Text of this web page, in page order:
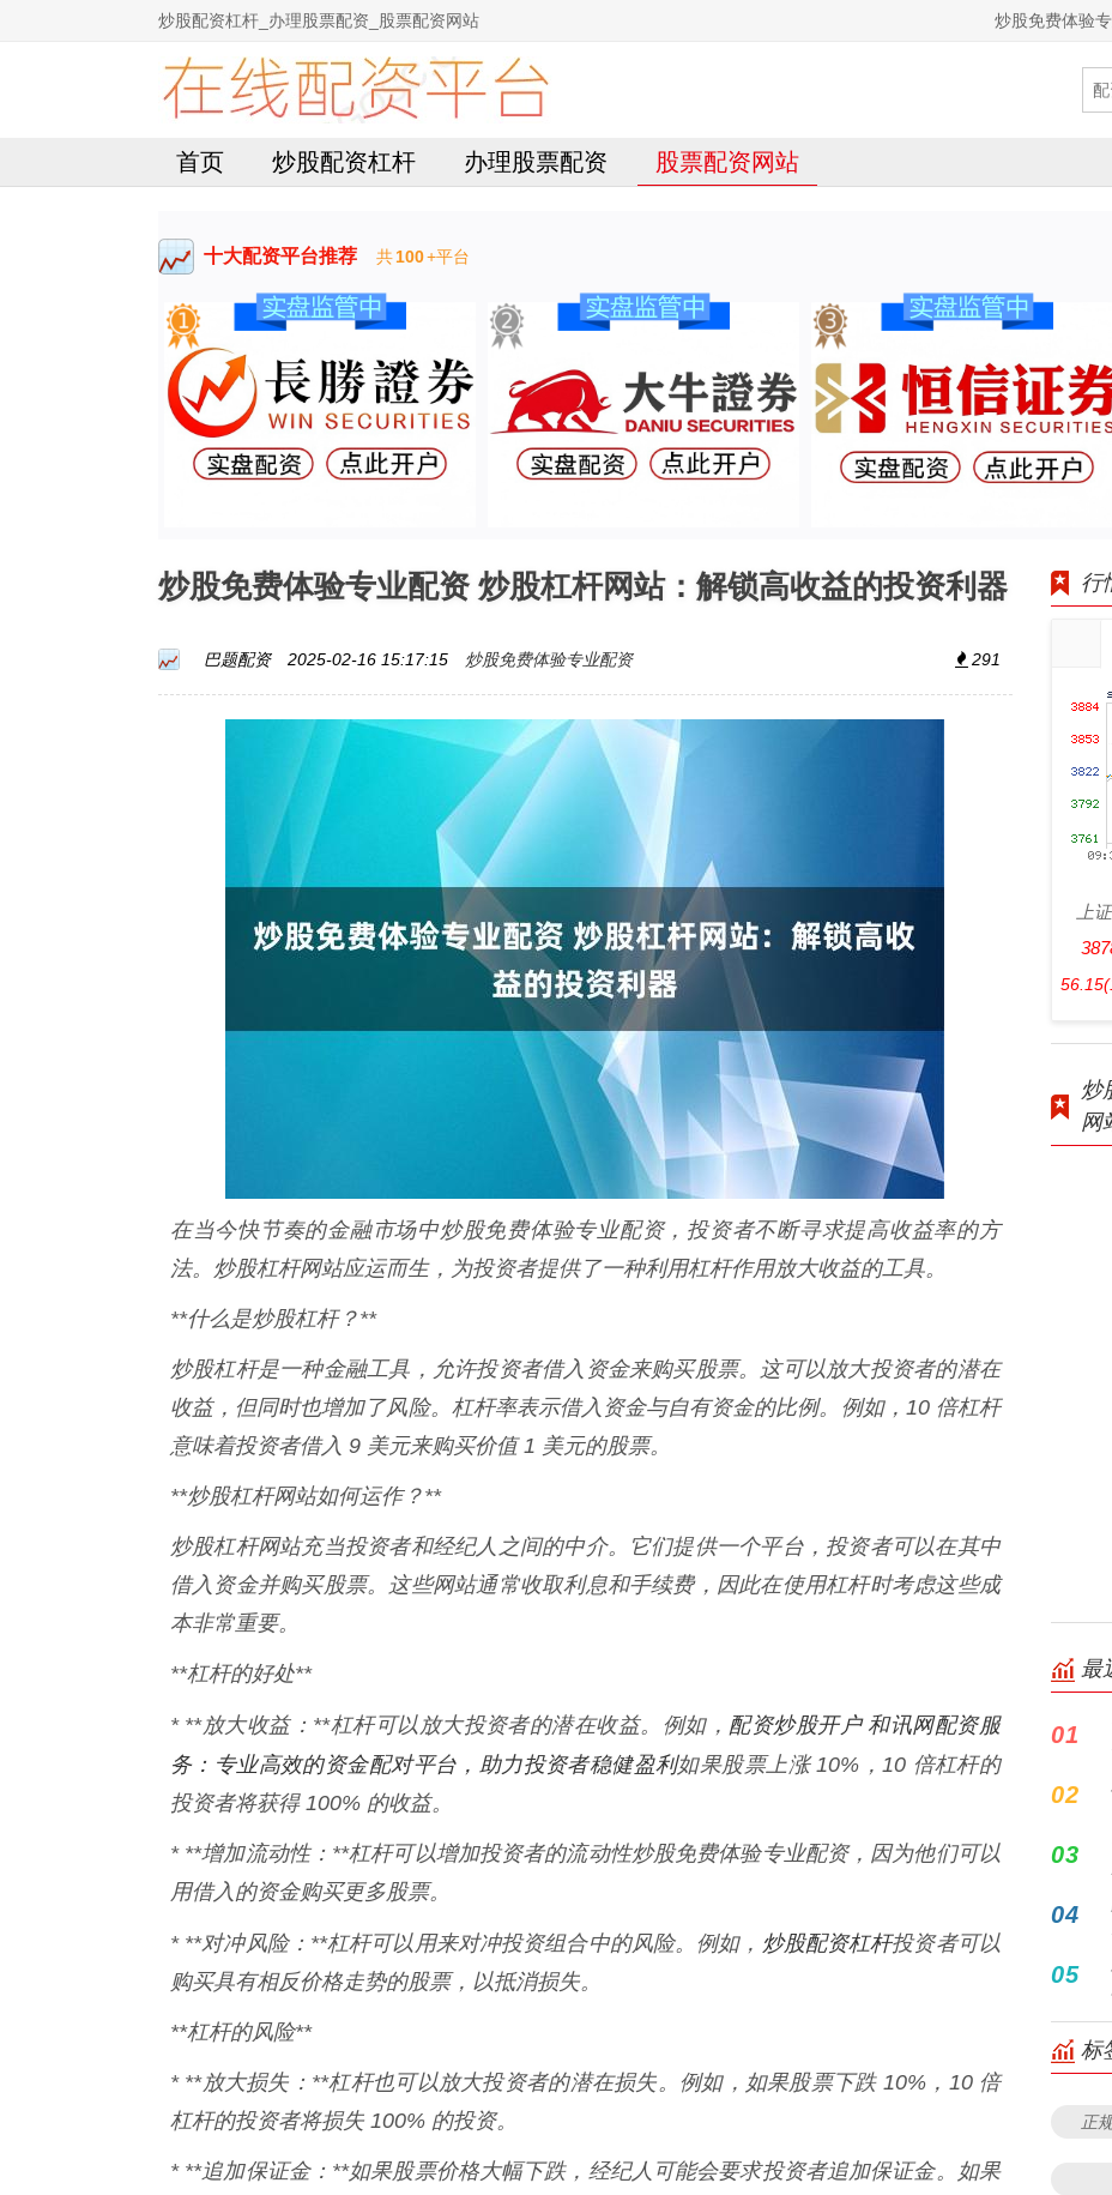
炒股配资杠杆_办理股票配资_股票配资网站 炒股免费体验
首页 炒股配资杠杆 办理股票配资 股票配资网站
十大配资平台推荐 共100+平台
炒股免费体验专业配资 炒股杠杆网站：解锁高收益的投资利器
巴题配资 2025-02-16 15:17:15 炒股免费体验专业配资 291
在当今快节奏的金融市场中炒股免费体验专业配资，投资者不断寻求提高收益率的方
法。炒股杠杆网站应运而生，为投资者提供了一种利用杠杆作用放大收益的工具。
**什么是炒股杠杆？**
炒股杠杆是一种金融工具，允许投资者借入资金来购买股票。这可以放大投资者的潜在
收益，但同时也增加了风险。杠杆率表示借入资金与自有资金的比例。例如，10 倍杠杆
意味着投资者借入 9 美元来购买价值 1 美元的股票。
**炒股杠杆网站如何运作？**
炒股杠杆网站充当投资者和经纪人之间的中介。它们提供一个平台，投资者可以在其中
借入资金并购买股票。这些网站通常收取利息和手续费，因此在使用杠杆时考虑这些成
本非常重要。
**杠杆的好处**
* **放大收益：**杠杆可以放大投资者的潜在收益。例如， 配资炒股开户 和讯网配资服
务：专业高效的资金配对平台，助力投资者稳健盈利如果股票上涨 10%，10 倍杠杆的
投资者将获得 100% 的收益。
* **增加流动性：**杠杆可以增加投资者的流动性炒股免费体验专业配资，因为他们可以
用借入的资金购买更多股票。
* **对冲风险：**杠杆可以用来对冲投资组合中的风险。例如， 炒股配资杠杆投资者可以
购买具有相反价格走势的股票，以抵消损失。
**杠杆的风险**
* **放大损失：**杠杆也可以放大投资者的潜在损失。例如，如果股票下跌 10%，10 倍
杠杆的投资者将损失 100% 的投资。
* **追加保证金：**如果股票价格大幅下跌，经纪人可能会要求投资者追加保证金。如果
行
上
56.15
炒
网
最
01
02
03
04
05
标
正